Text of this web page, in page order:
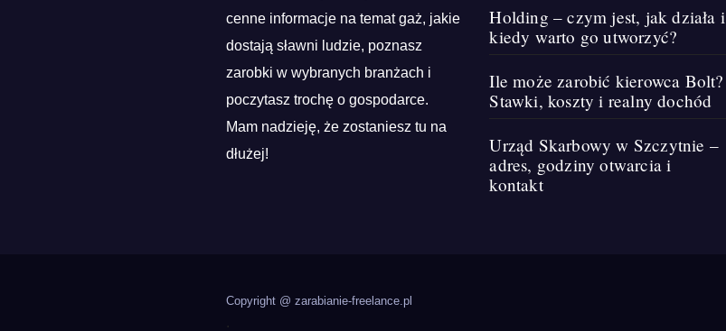
cenne informacje na temat gaż, jakie
dostają sławni ludzie, poznasz
zarobki w wybranych branżach i
poczytasz trochę o gospodarce.
Mam nadzieję, że zostaniesz tu na
dłużej!
Holding – czym jest, jak działa i
kiedy warto go utworzyć?
Ile może zarobić kierowca Bolt?
Stawki, koszty i realny dochód
Urząd Skarbowy w Szczytnie –
adres, godziny otwarcia i
kontakt
Copyright @ zarabianie-freelance.pl
.